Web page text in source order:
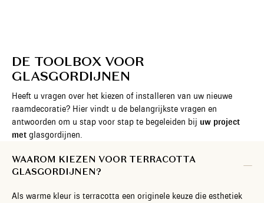
DE TOOLBOX VOOR
GLASGORDIJNEN
Heeft u vragen over het kiezen of installeren van uw nieuwe
raamdecoratie? Hier vindt u de belangrijkste vragen en
antwoorden om u stap voor stap te begeleiden bij uw project
met glasgordijnen.
WAAROM KIEZEN VOOR TERRACOTTA
GLASGORDIJNEN?
Als warme kleur is terracotta een originele keuze die esthetiek